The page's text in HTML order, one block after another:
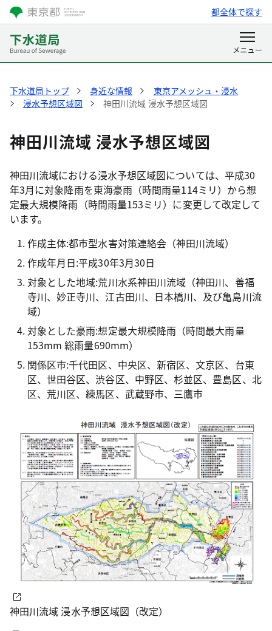
都全体で探す
下水道局トップ 身近な情報
東京アメッシュ・浸水
浸水予想区域図
神田川流域 浸水予想区域図
神田川流域 浸水予想区域図
神田川流域における浸水予想区域図については、平成30
年3月に対象降雨を東海豪雨（時間雨量114ミリ）から想
定最大規模降雨（時間雨量153ミリ）に変更して改定して
います。
作成主体:都市型水害対策連絡会（神田川流域）
作成年月日:平成30年3月30日
対象とした地域:荒川水系神田川流域（神田川、善福
寺川、妙正寺川、江古田川、日本橋川、及び亀島川流
域）
対象とした豪雨:想定最大規模降雨（時間最大雨量
153mm 総雨量690mm）
関係区市:千代田区、中央区、新宿区、文京区、台東
区、世田谷区、渋谷区、中野区、杉並区、豊島区、北
区、荒川区、練馬区、武蔵野市、三鷹市
神田川流域 浸水予想区域図（改定）